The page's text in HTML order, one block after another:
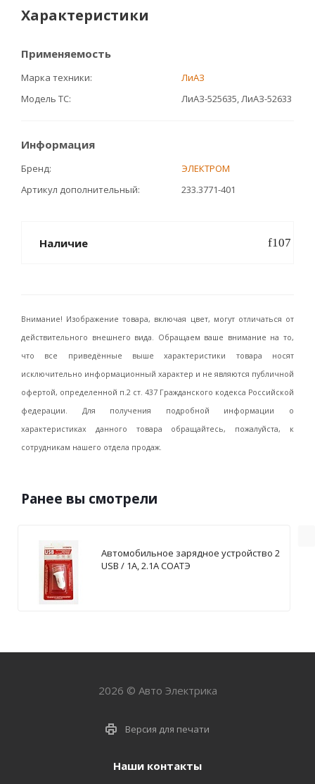
Характеристики
Применяемость
Марка техники
ЛиАЗ
Модель ТС
ЛиАЗ-525635, ЛиАЗ-52633
Информация
Бренд
ЭЛЕКТРОМ
Артикул дополнительный
233.3771-401
Наличие
Внимание! Изображение товара, включая цвет, могут отличаться от
действительного внешнего вида. Обращаем ваше внимание на то,
что все приведённые выше характеристики товара носят
исключительно информационный характер и не являются публичной
офертой, определенной п.2 ст. 437 Гражданского кодекса Российской
федерации. Для получения подробной информации о
характеристиках данного товара обращайтесь, пожалуйста, к
сотрудникам нашего отдела продаж.
Ранее вы смотрели
Автомобильное зарядное устройство 2
USB / 1А, 2.1А СОАТЭ
2026 © Авто Электрика
Версия для печати
Наши контакты